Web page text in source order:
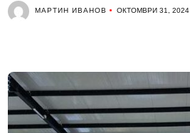
МАРТИН ИВАНОВ ОКТОМВРИ 31, 2024